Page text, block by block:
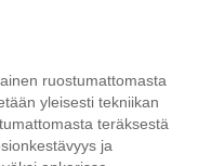
ruostumattomasta
yleisesti tekniikan
teräksestä
ja